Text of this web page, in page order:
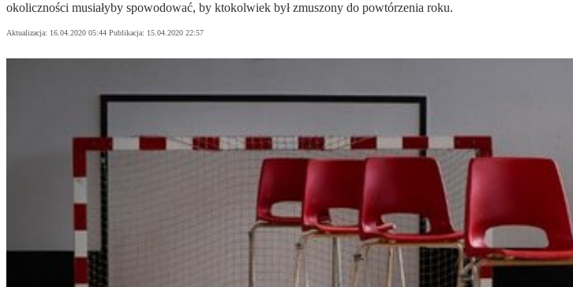
okoliczności musiałyby spowodować, by ktokolwiek był zmuszony do powtórzenia roku.
Aktualizacja: 16.04.2020 05:44 Publikacja: 15.04.2020 22:57